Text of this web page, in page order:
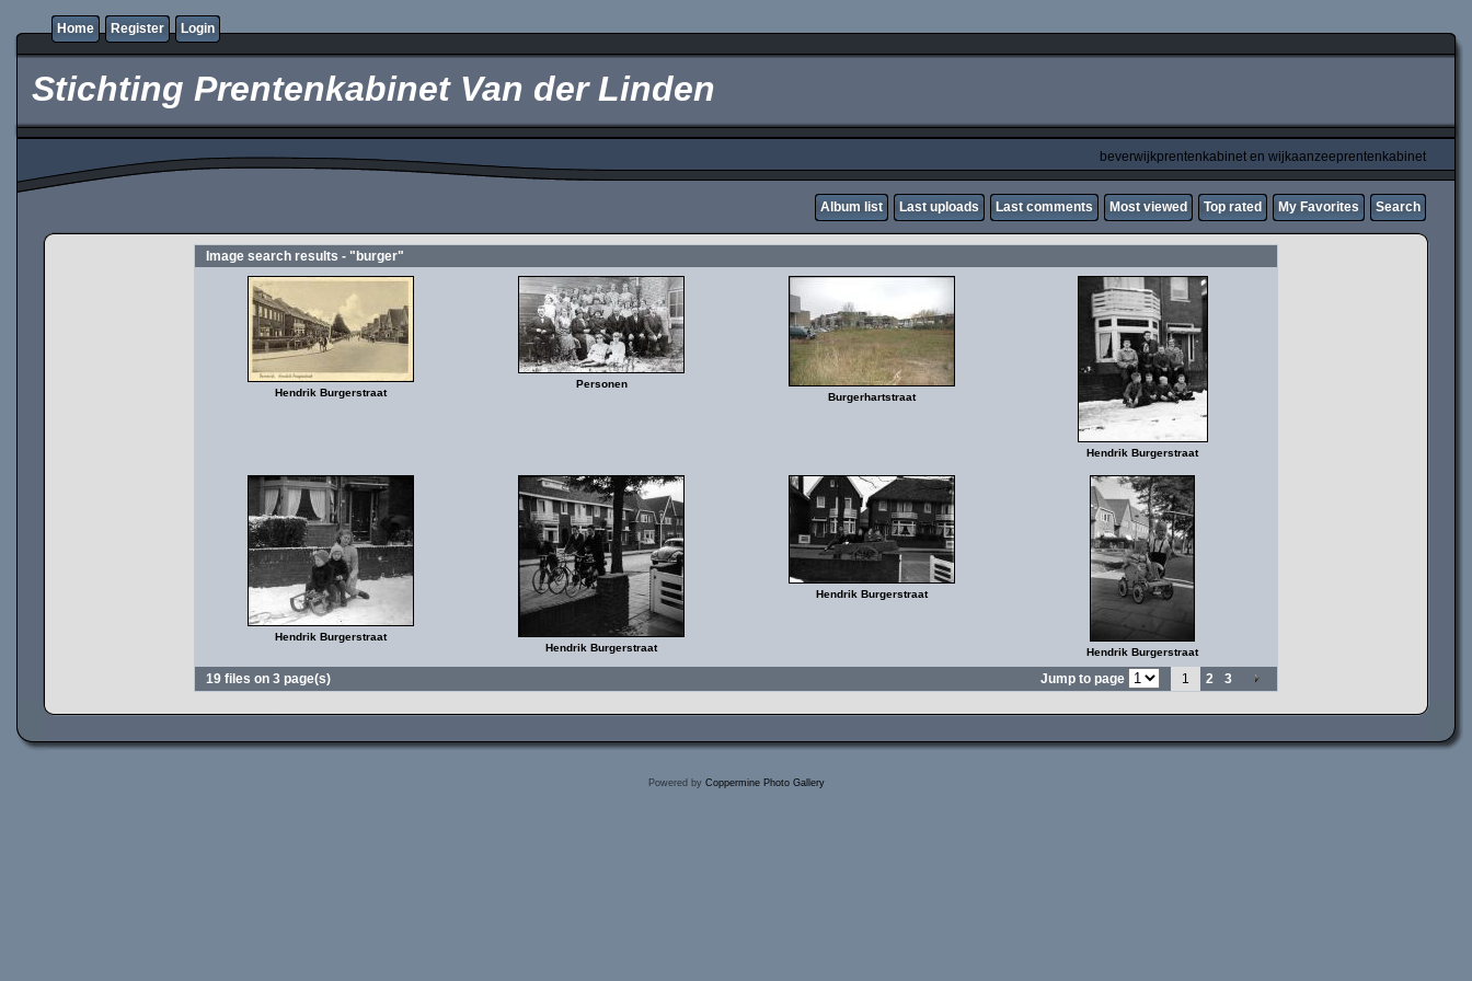
Home Register Login
Stichting Prentenkabinet Van der Linden
beverwijkprentenkabinet en wijkaanzeeprentenkabinet
Album list Last uploads Last comments Most viewed Top rated My Favorites Search
Image search results - "burger"
Hendrik Burgerstraat
Personen
Burgerhartstraat
Hendrik Burgerstraat
Hendrik Burgerstraat
Hendrik Burgerstraat
Hendrik Burgerstraat
Hendrik Burgerstraat
19 files on 3 page(s) Jump to page 1 2 3
Powered by Coppermine Photo Gallery